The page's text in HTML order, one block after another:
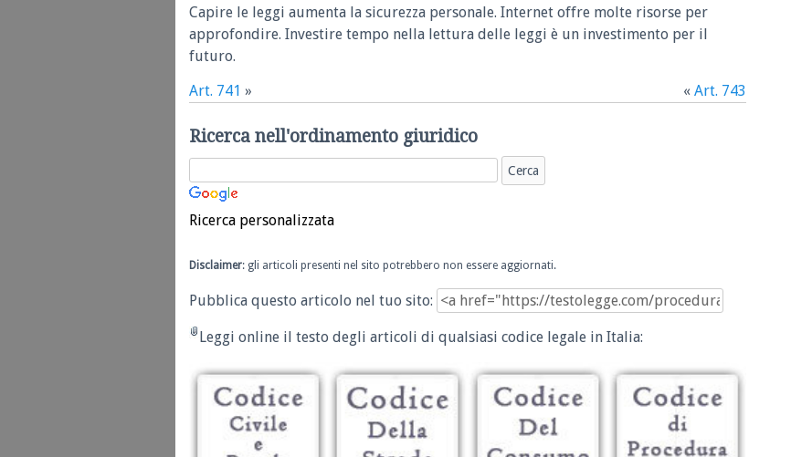
Capire le leggi aumenta la sicurezza personale. Internet offre molte risorse per
approfondire. Investire tempo nella lettura delle leggi è un investimento per il
futuro.
Art. 741 » « Art. 743
Ricerca nell'ordinamento giuridico
Ricerca personalizzata
Disclaimer: gli articoli presenti nel sito potrebbero non essere aggiornati.
Pubblica questo articolo nel tuo sito:
Leggi online il testo degli articoli di qualsiasi codice legale in Italia: